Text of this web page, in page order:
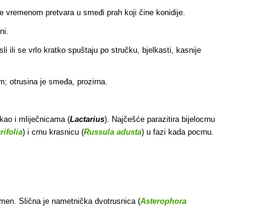
pretvara u smeđi prah koji čine konidije.
ili se vrlo kratko spuštaju po stručku, bjelkasti, kasnije
otrusina je smeđa, prozirna.
kao i mliječnicama (Lactarius). Najčešće parazitira bijelocrnu
) i crnu krasnicu (Russula adusta) u fazi kada pocrnu.
Slična je nametnička dvotrusnica (Asterophora